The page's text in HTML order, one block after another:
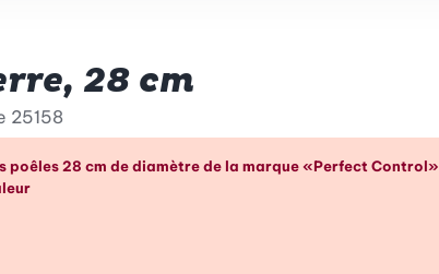
28 cm
25158
en un coup d’œil
poêles 28 cm de diamètre de la marque «Perfect Control»